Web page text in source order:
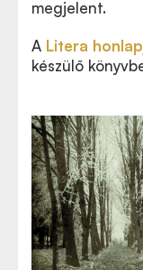
megjelent.
A Litera
készülő